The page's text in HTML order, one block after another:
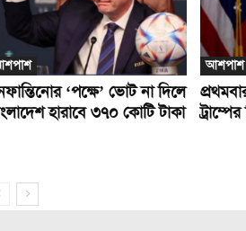
‘পক্ষে’ ভোট না দিলে
হারাবে ৩৭০ কোটি টাকা
আশপাশ